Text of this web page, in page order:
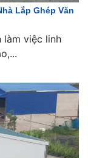
Lắp Ghép Văn
làm việc linh